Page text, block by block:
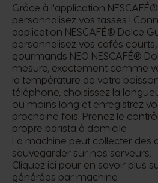
Grâce à l'application
personnalisez vos tasses !
application NESCAFÉ® Dolce
personnalisez vos cafés
gourmands NEO NESCAFÉ®
mesure, exactement comme
la température de votre
téléphone, choisissez la
ou moins long et enregistrez
prochaine fois. Prenez le
propre barista à domicile.
La machine peut collecter des
sauvegarder sur nos serveurs.
Cliquez ici pour en savoir plus
générées par machine.